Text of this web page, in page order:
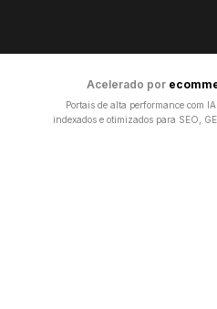
Acelerado por
Portais de alta performance com
indexados e otimizados para SEO,